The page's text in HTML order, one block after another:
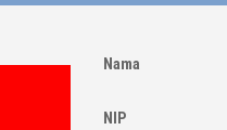
Nama
NIP